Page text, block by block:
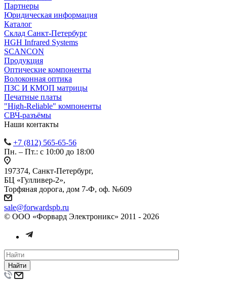
Партнеры
Юридическая информация
Каталог
Cклад Санкт-Петербург
HGH Infrared Systems
SCANCON
Продукция
Оптические компоненты
Волоконная оптика
ПЗС И КМОП матрицы
Печатные платы
"High-Reliable" компоненты
СВЧ-разъёмы
Наши контакты
+7 (812) 565-65-56
Пн. – Пт.: с 10:00 до 18:00
197374, Санкт-Петербург,
БЦ «Гулливер-2»,
Торфяная дорога, дом 7-Ф, оф. №609
sale@forwardspb.ru
© ООО «Форвард Электроникс» 2011 - 2026
Найти